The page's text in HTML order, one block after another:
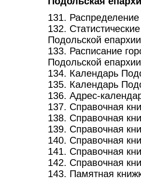
131.
132.
Подольской
133. Расписание
Подольской
134. Календарь
135. Календарь
136. Адрес-
137. Справочная
138. Справочная
139. Справочная
140. Справочная
141. Справочная
142. Справочная
143. Памятная